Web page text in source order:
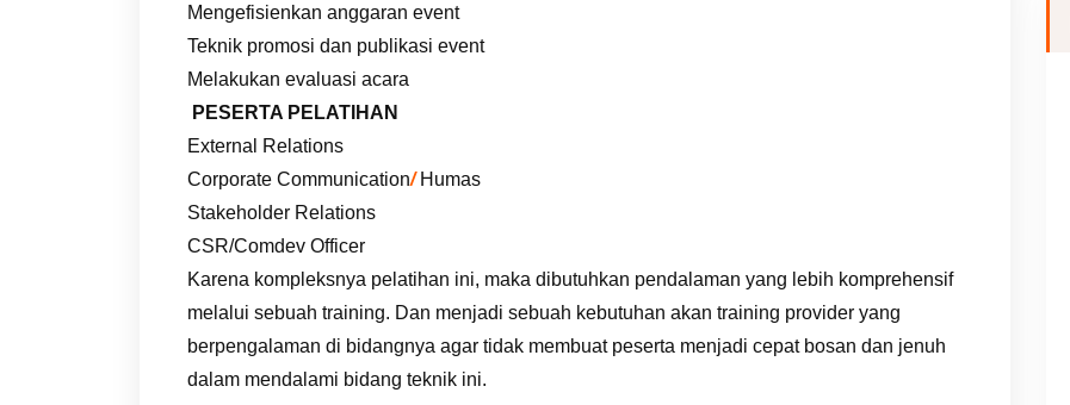
Mengefisienkan anggaran event
Teknik promosi dan publikasi event
Melakukan evaluasi acara
PESERTA PELATIHAN
External Relations
Corporate Communication/Humas
Stakeholder Relations
CSR/Comdev Officer
Karena kompleksnya pelatihan ini, maka dibutuhkan pendalaman yang lebih komprehensif
melalui sebuah training. Dan menjadi sebuah kebutuhan akan training provider yang
berpengalaman di bidangnya agar tidak membuat peserta menjadi cepat bosan dan jenuh
dalam mendalami bidang teknik ini.